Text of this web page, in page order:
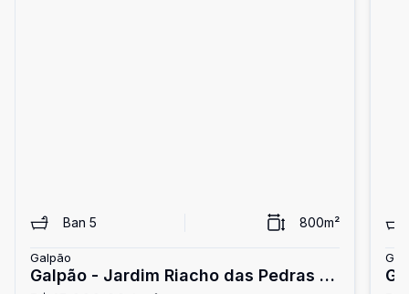
Ban 5 800m²
Galpão
Galpão - Jardim Riacho das Pedras -